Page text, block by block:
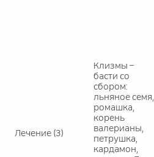
Лечение (3)
Клизмы –
басти со
сбором:
льняное семя,
ромашка,
корень
валерианы,
петрушка,
кардамон,